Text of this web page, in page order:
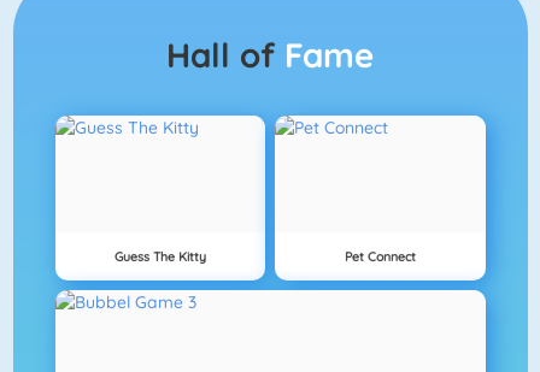
Hall of Fame
Guess The Kitty Pet Connect